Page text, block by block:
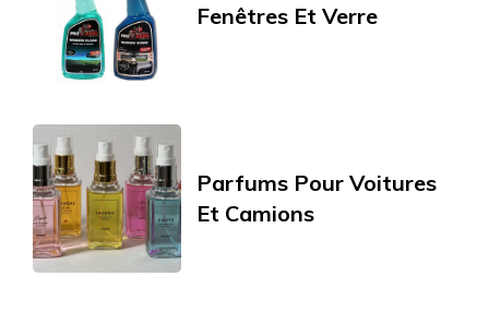
Fenêtres Et Verre
Parfums Pour Voitures
Et Camions